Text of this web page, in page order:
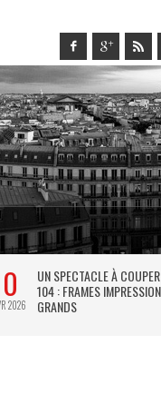
2026
UN SPECTACLE À COUPER
104 : FRAMES
GRANDS